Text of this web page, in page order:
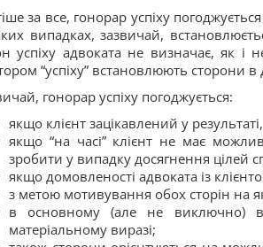
за все, гонорар успіху
випадках, зазвичай,
успіху адвоката не визначає, як і
“успіху” встановлюють сторони в
гонорар успіху погоджується:
якщо клієнт зацікавлений у
якщо “на часі” клієнт не має
зробити у випадку досягнення цілей
якщо домовленості адвоката із
з метою мотивування обох сторін на
в основному (але не виключно)
матеріальному виразі;